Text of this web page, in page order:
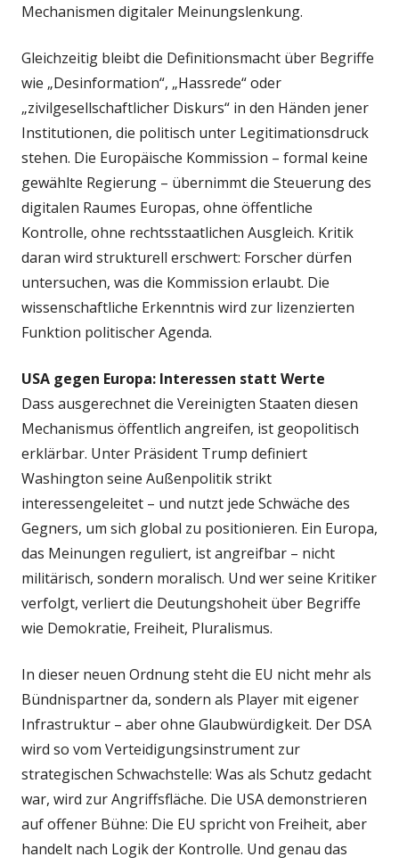
Mechanismen digitaler Meinungslenkung.
Gleichzeitig bleibt die Definitionsmacht über Begriffe
wie „Desinformation“, „Hassrede“ oder
„zivilgesellschaftlicher Diskurs“ in den Händen jener
Institutionen, die politisch unter Legitimationsdruck
stehen. Die Europäische Kommission – formal keine
gewählte Regierung – übernimmt die Steuerung des
digitalen Raumes Europas, ohne öffentliche
Kontrolle, ohne rechtsstaatlichen Ausgleich. Kritik
daran wird strukturell erschwert: Forscher dürfen
untersuchen, was die Kommission erlaubt. Die
wissenschaftliche Erkenntnis wird zur lizenzierten
Funktion politischer Agenda.
USA gegen Europa: Interessen statt Werte
Dass ausgerechnet die Vereinigten Staaten diesen
Mechanismus öffentlich angreifen, ist geopolitisch
erklärbar. Unter Präsident Trump definiert
Washington seine Außenpolitik strikt
interessengeleitet – und nutzt jede Schwäche des
Gegners, um sich global zu positionieren. Ein Europa,
das Meinungen reguliert, ist angreifbar – nicht
militärisch, sondern moralisch. Und wer seine Kritiker
verfolgt, verliert die Deutungshoheit über Begriffe
wie Demokratie, Freiheit, Pluralismus.
In dieser neuen Ordnung steht die EU nicht mehr als
Bündnispartner da, sondern als Player mit eigener
Infrastruktur – aber ohne Glaubwürdigkeit. Der DSA
wird so vom Verteidigungsinstrument zur
strategischen Schwachstelle: Was als Schutz gedacht
war, wird zur Angriffsfläche. Die USA demonstrieren
auf offener Bühne: Die EU spricht von Freiheit, aber
handelt nach Logik der Kontrolle. Und genau das